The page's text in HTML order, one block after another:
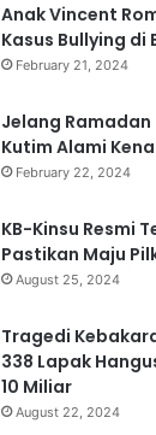
Anak Vincent
Kasus Bullying di
February 21, 2024
Jelang Ramadan
Kutim Alami
February 22, 2024
KB-Kinsu Resmi
Pastikan Maju
August 25, 2024
Tragedi
338 Lapak
10 Miliar
August 22, 2024